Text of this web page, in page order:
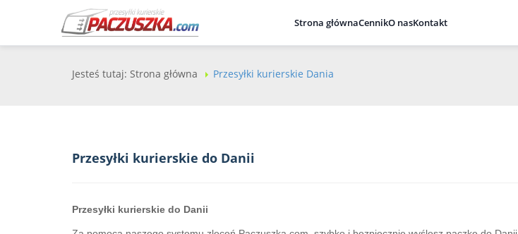
Strona głównaCennikO nasKontakt
Jesteś tutaj: Strona główna Przesyłki kurierskie Dania
Przesyłki kurierskie do Danii
Przesyłki kurierskie do Danii